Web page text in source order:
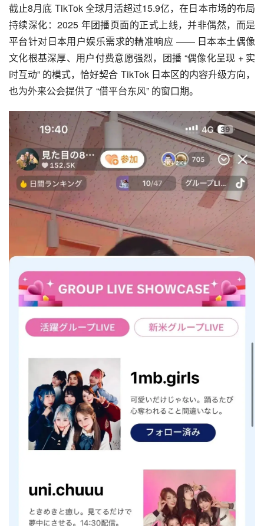
截止8月底 TikTok 全球月活超过15.9亿，在日本市场的布局
持续深化：2025 年团播页面的正式上线，并非偶然，而是
平台针对日本用户娱乐需求的精准响应 —— 日本本土偶像
文化根基深厚、用户付费意愿强烈，团播 “偶像化呈现 + 实
时互动” 的模式，恰好契合 TikTok 日本区的内容升级方向，
也为外来公会提供了 “借平台东风” 的窗口期。